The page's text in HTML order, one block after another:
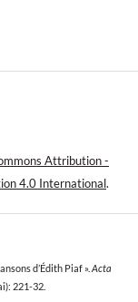
Attribution -
4.0 International.
d’Édith Piaf ». Acta
221-32.